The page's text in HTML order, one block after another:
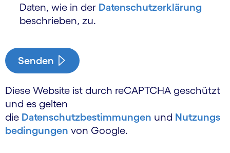
Daten, wie in der Daten­schutz­erklärung
beschrieben, zu.
Senden
Diese Website ist durch reCAPTCHA geschützt
und es gelten
die Datenschutzbestimmungen und Nutzungs
bedingungen von Google.